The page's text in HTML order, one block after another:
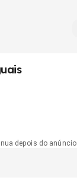
depois do anúncio